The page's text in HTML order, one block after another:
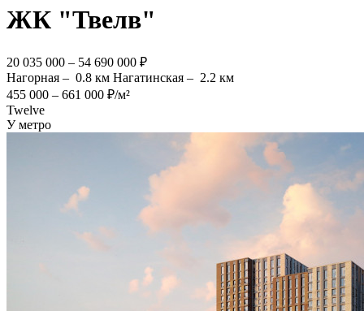
ЖК "Твелв"
20 035 000 – 54 690 000 ₽
Нагорная – 0.8 км Нагатинская – 2.2 км
455 000 – 661 000 ₽/м²
Twelve
У метро